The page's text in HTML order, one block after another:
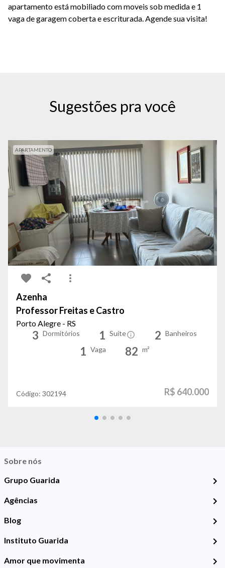
apartamento está mobiliado com moveis sob medida e 1
vaga de garagem coberta e escriturada. Agende sua visita!
Sugestões pra você
APARTAMENTO
Azenha
Professor Freitas e Castro
Porto Alegre - RS
3 Dormitórios 1 Suíte 2 Banheiros
1 Vaga 82 m²
Código: 302194 R$ 640.000
Sobre nós
Grupo Guarida
Agências
Blog
Instituto Guarida
Amor que movimenta